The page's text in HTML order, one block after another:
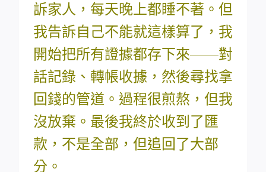
訴家人，每天晚上都睡不著。但
我告訴自己不能就這樣算了，我
開始把所有證據都存下來——對
話記錄、轉帳收據，然後尋找拿
回錢的管道。過程很煎熬，但我
沒放棄。最後我終於收到了匯
款，不是全部，但追回了大部
分。